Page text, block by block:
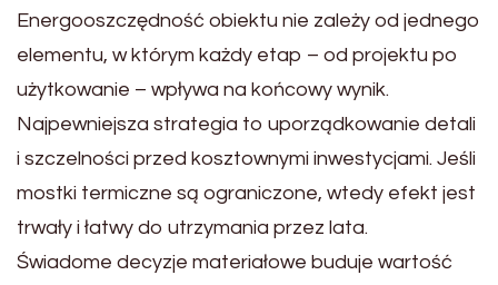
Energooszczędność obiektu nie zależy od jednego
elementu, w którym każdy etap – od projektu po
użytkowanie – wpływa na końcowy wynik.
Najpewniejsza strategia to uporządkowanie detali
i szczelności przed kosztownymi inwestycjami. Jeśli
mostki termiczne są ograniczone, wtedy efekt jest
trwały i łatwy do utrzymania przez lata.
Świadome decyzje materiałowe buduje wartość